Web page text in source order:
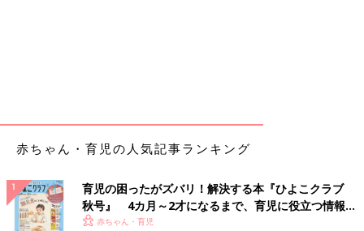
赤ちゃん・育児の人気記事ランキング
育児の困ったがズバリ！解決する本『ひよこクラブ
秋号』 4カ月～2才になるまで、育児に役立つ情報が
いっぱい！
赤ちゃん・育児